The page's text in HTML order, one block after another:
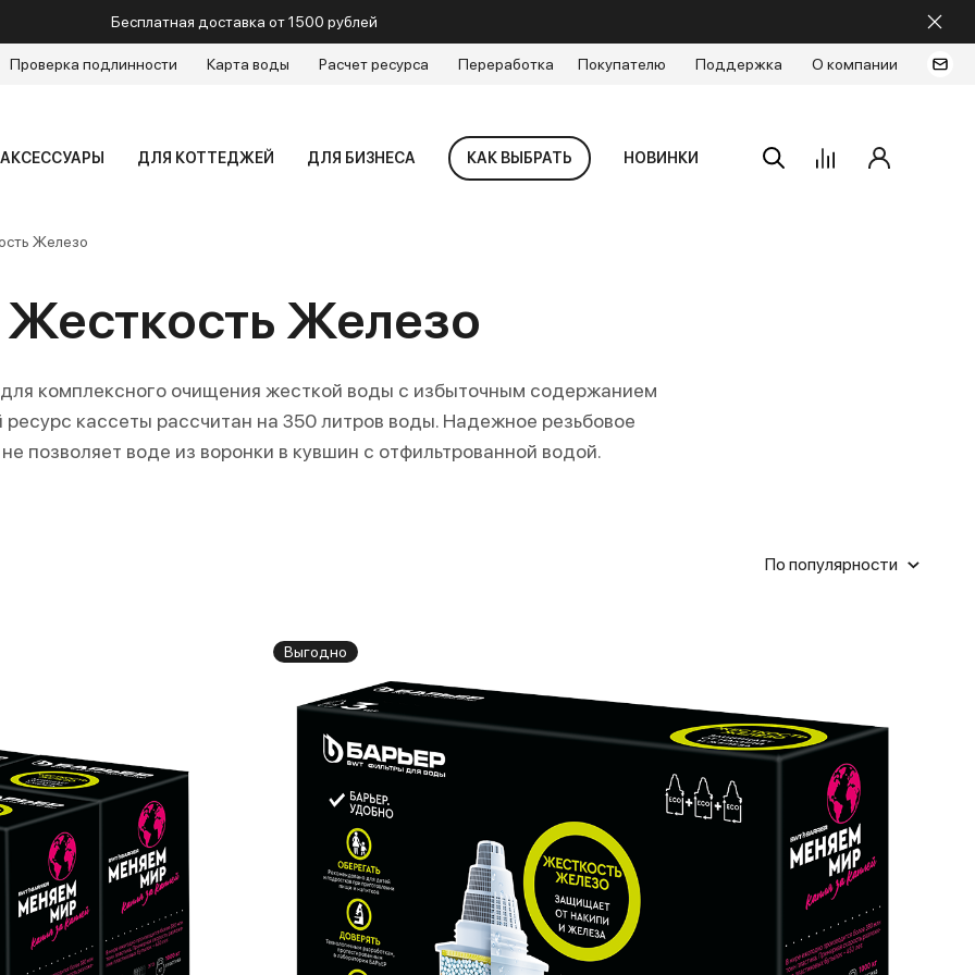
Бесплатная доставка от 1500 рублей
Проверка подлинности Карта воды Расчет ресурса Переработка Покупателю Поддержка О компании
АКСЕССУАРЫ ДЛЯ КОТТЕДЖЕЙ ДЛЯ БИЗНЕСА КАК ВЫБРАТЬ НОВИНКИ
Железо
Жесткость Железо
комплексного очищения жесткой воды с избыточным содержанием
ресурс кассеты рассчитан на 350 литров воды. Надежное резьбовое
позволяет воде из воронки в кувшин с отфильтрованной водой.
По популярности
Выгодно